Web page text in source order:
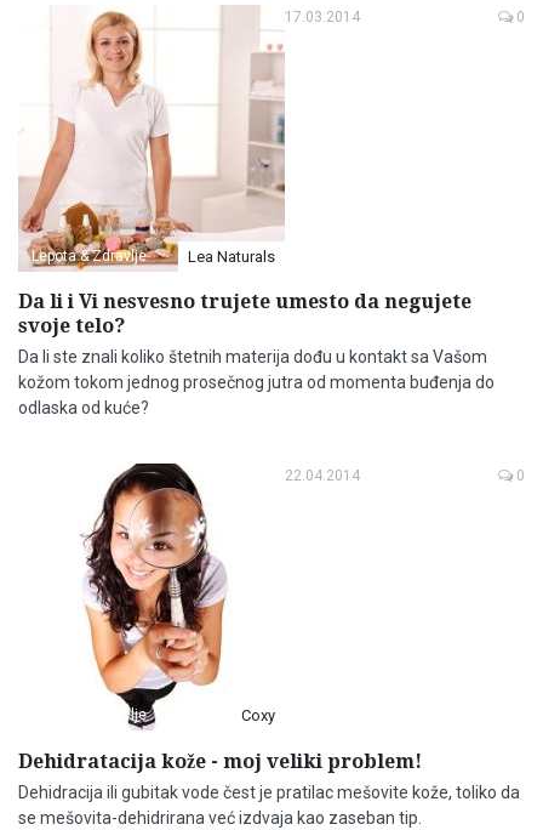
Lepota & Zdravlje Lea Naturals
17.03.2014 0
Da li i Vi nesvesno trujete umesto da negujete
svoje telo?
Da li ste znali koliko štetnih materija dođu u kontakt sa Vašom
kožom tokom jednog prosečnog jutra od momenta buđenja do
odlaska od kuće?
Lepota & Zdravlje Coxy
22.04.2014 0
Dehidratacija kože - moj veliki problem!
Dehidracija ili gubitak vode čest je pratilac mešovite kože, toliko da
se mešovita-dehidrirana već izdvaja kao zaseban tip.